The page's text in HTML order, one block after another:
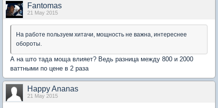
Fantomas
21 May 2015
На работе пользуем хитачи, мощность не важна, интереснее
обороты.
А на што тада моща влияет? Ведь разница между 800 и 2000
ваттными по цене в 2 раза
Happy Ananas
21 May 2015